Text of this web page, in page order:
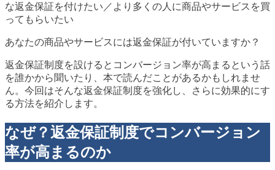
な返金保証を付けたい／より多くの人に商品やサービスを買
ってもらいたい
あなたの商品やサービスには返金保証が付いていますか？
返金保証制度を設けるとコンバージョン率が高まるという話
を誰かから聞いたり、本で読んだことがあるかもしれませ
ん。今回はそんな返金保証制度を強化し、さらに効果的にす
る方法を紹介します。
なぜ？返金保証制度でコンバージョン
率が高まるのか